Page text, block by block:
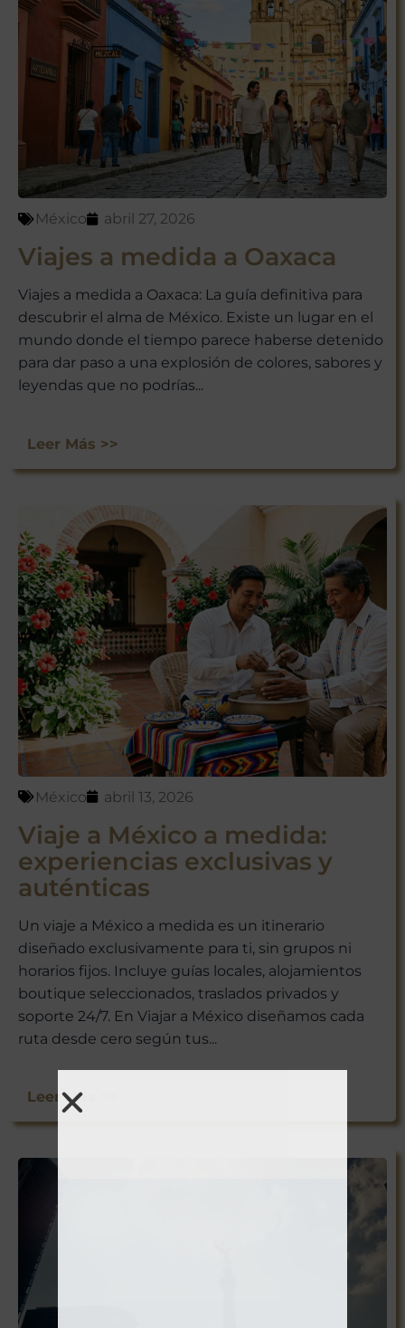
México abril 27, 2026
Viajes a medida a Oaxaca
Viajes a medida a Oaxaca: La guía definitiva para
descubrir el alma de México. Existe un lugar en el
mundo donde el tiempo parece haberse detenido
para dar paso a una explosión de colores, sabores y
leyendas que no podrías...
Leer Más >>
México abril 13, 2026
Viaje a México a medida:
experiencias exclusivas y
auténticas
Un viaje a México a medida es un itinerario
diseñado exclusivamente para ti, sin grupos ni
horarios fijos. Incluye guías locales, alojamientos
boutique seleccionados, traslados privados y
soporte 24/7. En Viajar a México diseñamos cada
ruta desde cero según tus...
Leer Más >>